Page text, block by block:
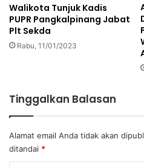
Walikota Tunjuk Kadis
PUPR Pangkalpinang Jabat
Plt Sekda
Rabu, 11/01/2023
Tinggalkan Balasan
Alamat email Anda tidak akan
ditandai *